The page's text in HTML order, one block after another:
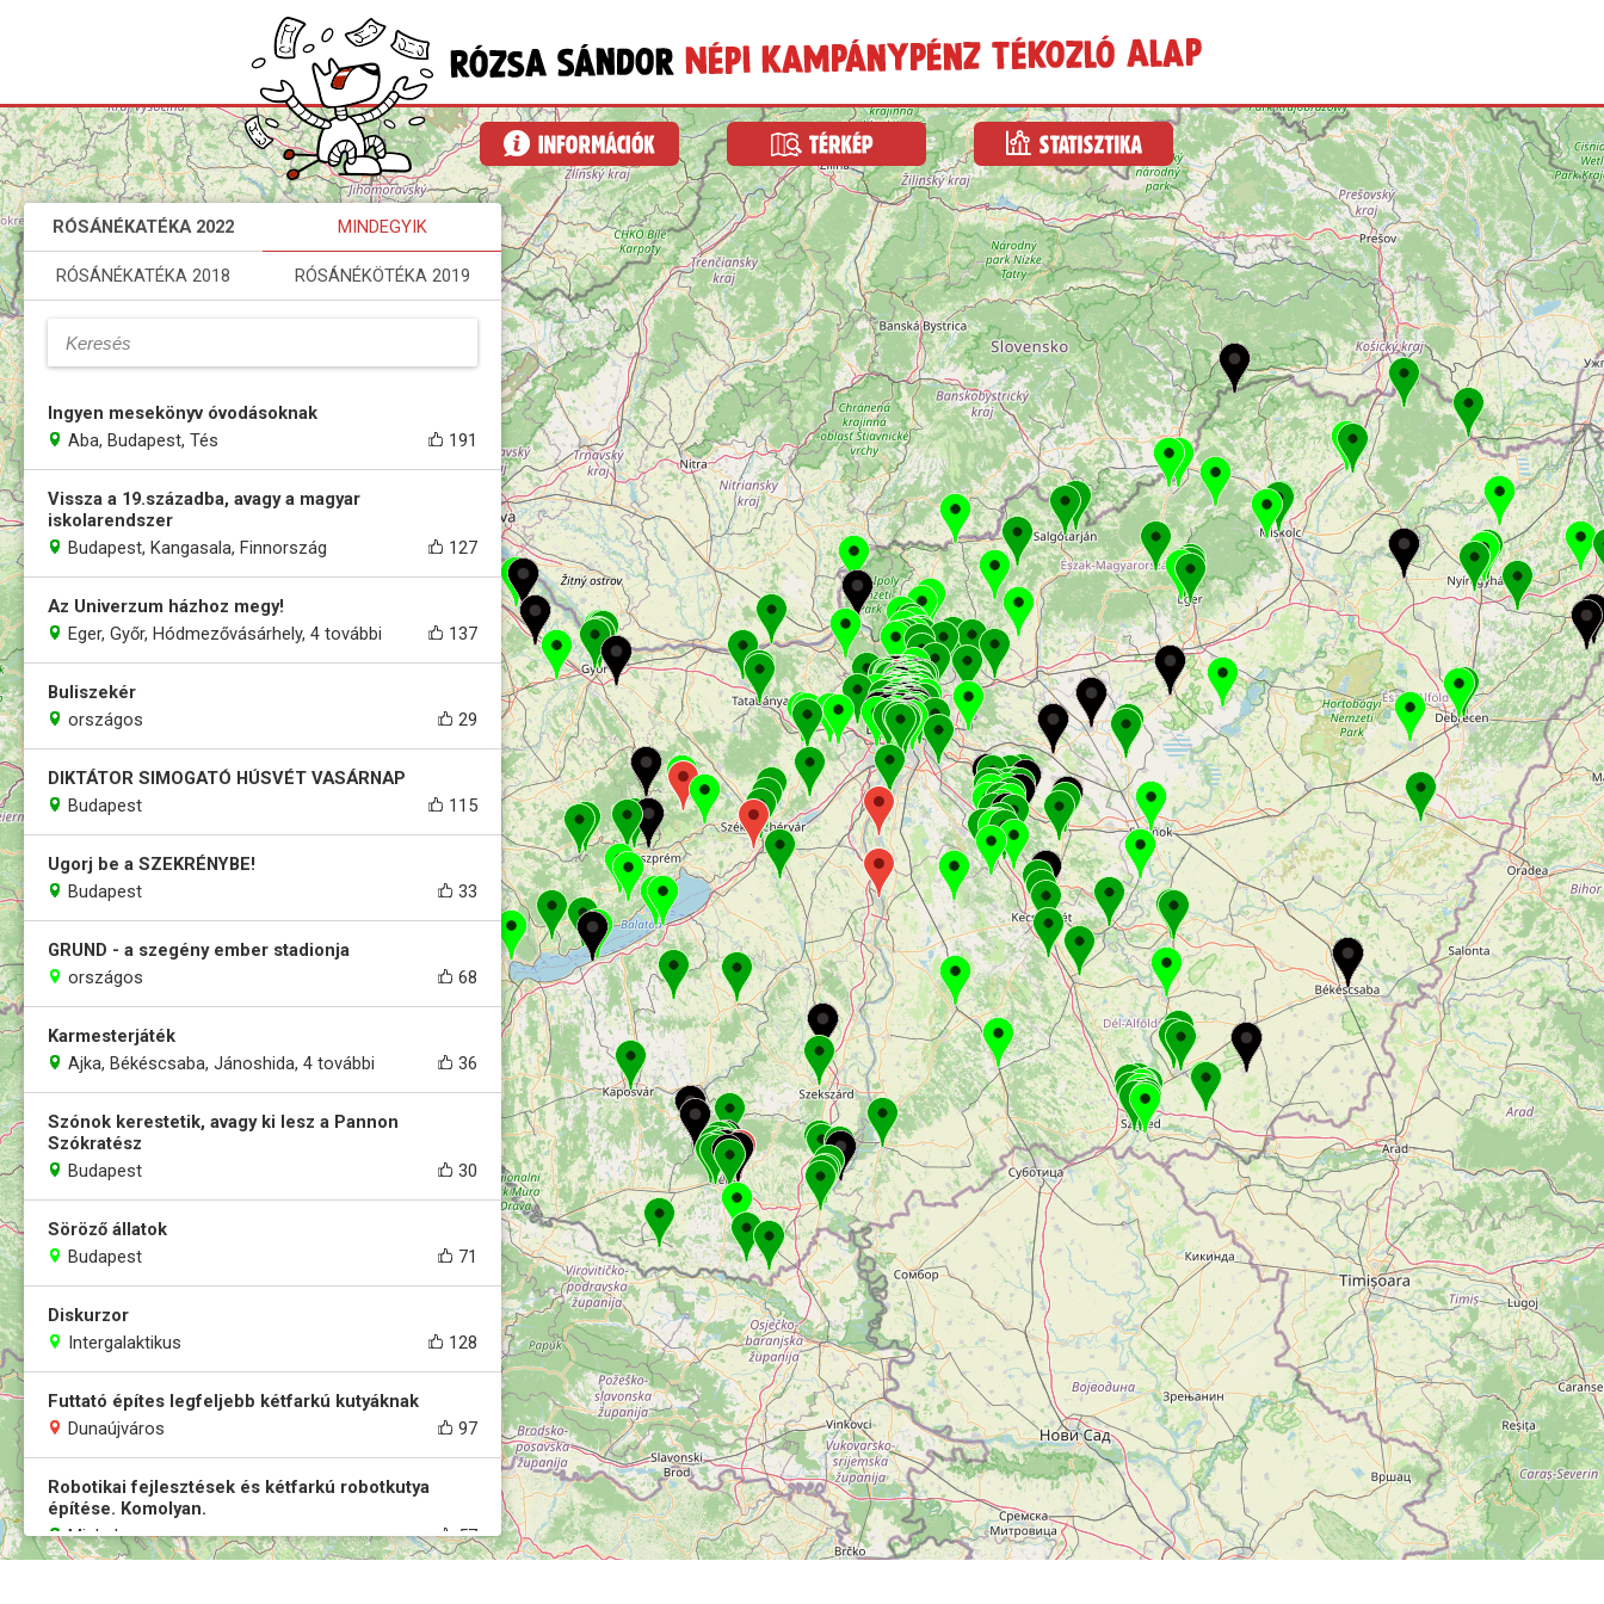
RÓSÁNÉKATÉKA 2022 MINDEGYIK
RÓSÁNÉKATÉKA 2018 RÓSÁNÉKÖTÉKA 2019
Ingyen mesekönyv óvodásoknak
Aba, Budapest, Tés
191
Vissza a 19.századba, avagy a magyar
iskolarendszer
Budapest, Kangasala, Finnország
127
Az Univerzum házhoz megy!
Eger, Győr, Hódmezővásárhely, 4 további
137
Buliszekér
országos
29
DIKTÁTOR SIMOGATÓ HÚSVÉT VASÁRNAP
Budapest
115
Ugorj be a SZEKRÉNYBE!
Budapest
33
GRUND - a szegény ember stadionja
országos
68
Karmesterjáték
Ajka, Békéscsaba, Jánoshida, 4 további
36
Szónok kerestetik, avagy ki lesz a Pannon
Szókratész
Budapest
30
Söröző állatok
Budapest
71
Diskurzor
Intergalaktikus
128
Futtató építes legfeljebb kétfarkú kutyáknak
Dunaújváros
97
Robotikai fejlesztések és kétfarkú robotkutya
építése. Komolyan.
Miskolc
57